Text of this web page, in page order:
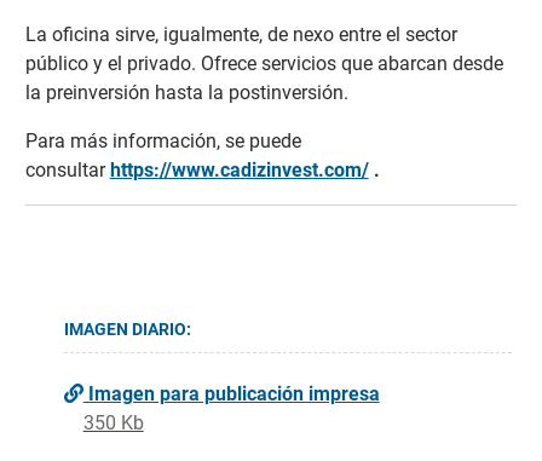
La oficina sirve, igualmente, de nexo entre el sector
público y el privado. Ofrece servicios que abarcan desde
la preinversión hasta la postinversión.
Para más información, se puede
consultarhttps://www.cadizinvest.com/.
IMAGEN DIARIO:
Imagen para publicación impresa
350 Kb